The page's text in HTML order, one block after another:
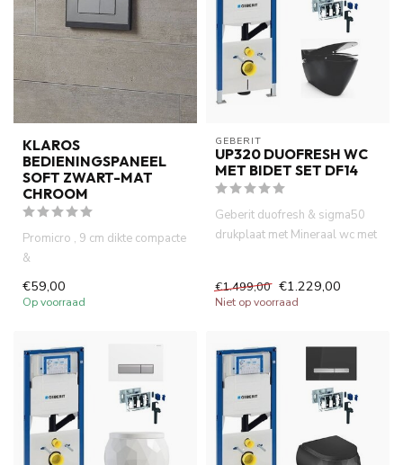
KLAROS
BEDIENINGSPANEEL
SOFT ZWART-MAT
CHROOM
Promicro , 9 cm dikte compacte
&
ruimtebesparend inbouwreservoir
. Ideaal voor k...
€59,00
Op voorraad
GEBERIT
UP320 DUOFRESH WC
MET BIDET SET DF14
Geberit duofresh & sigma50
drukplaat met Mineraal wc met
€1.499,00 €1.229,00
Niet op voorraad